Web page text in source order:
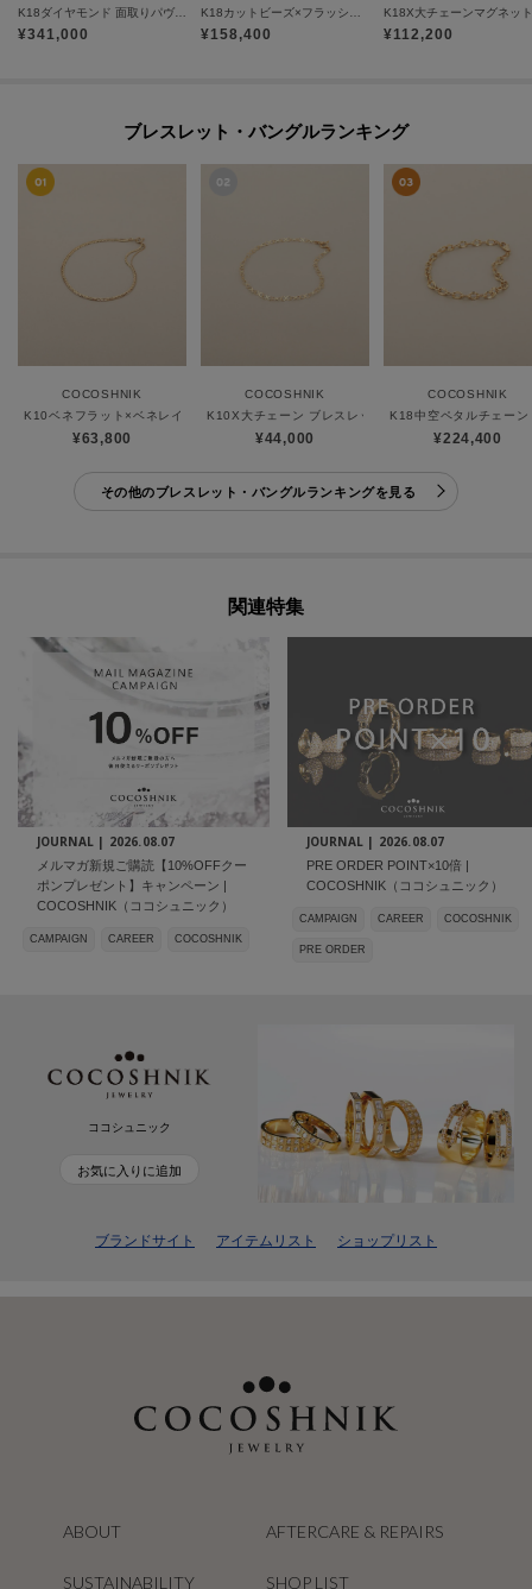
¥341,000 ¥158,400 ¥112,200
ブレスレット・バングルランキング
COCOSHNIK
K10ベネフラット×ベネレイヤード ブレスレット
¥63,800
COCOSHNIK
K10X大チェーン ブレスレット
¥44,000
COCOSHNIK
K18中空ペタルチェー
¥224,400
その他のブレスレット・バングルランキングを見る
関連特集
JOURNAL | 2026.08.07
メルマガ新規ご購読【10%OFFクー
ポンプレゼント】キャンペーン |
COCOSHNIK（ココシュニック）
CAMPAIGN CAREER COCOSHNIK
JOURNAL | 2026.08.07
PRE ORDER POINT×10倍 |
COCOSHNIK（ココシュニック）
CAMPAIGN CAREER COCOSHNIK
PRE ORDER
ココシュニック
お気に入りに追加
ブランドサイト アイテムリスト ショップリスト
ABOUT AFTERCARE & REPAIRS
SUSTAINABILITY SHOP LIST